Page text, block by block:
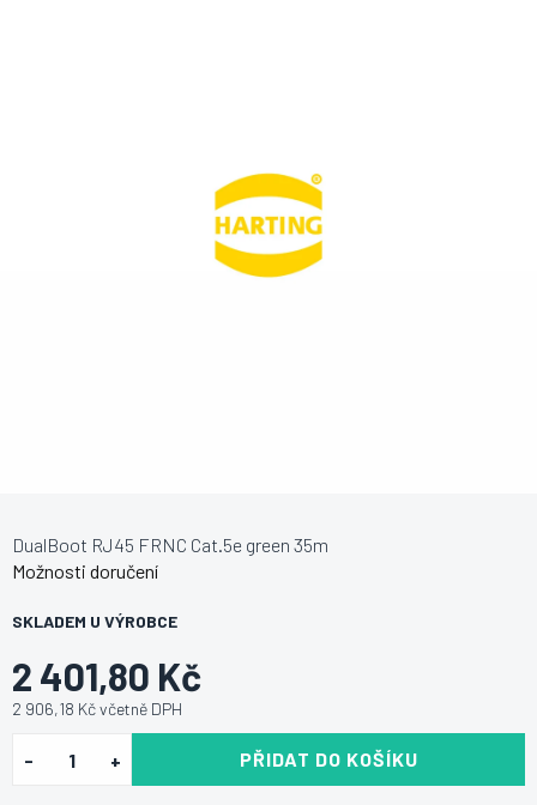
2 401,80 Kč
2 906,18 Kč včetně DPH
SKLADEM U VÝROBCE
Možnosti doručení
PŘIDAT DO KOŠÍKU
DualBoot RJ45 FRNC Cat.5e green 35m